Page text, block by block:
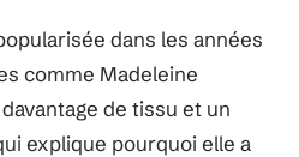
dans les années
comme Madeleine
de tissu et un
explique pourquoi elle a